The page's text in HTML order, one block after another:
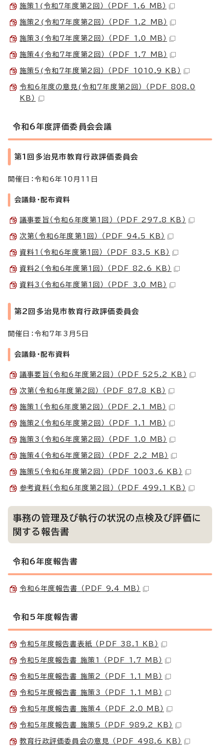
施策1(令和7年度第2回） （PDF 1.6 MB）
施策2(令和7年度第2回） （PDF 1.2 MB）
施策3(令和7年度第2回） （PDF 1.0 MB）
施策4(令和7年度第2回） （PDF 1.7 MB）
施策5(令和7年度第2回） （PDF 1010.9 KB）
令和6年度の意見(令和7年度第2回） （PDF 808.0
KB）
令和6年度評価委員会会議
第1回多治見市教育行政評価委員会
開催日：令和6年10月11日
会議録・配布資料
議事要旨（令和6年度第1回） （PDF 297.8 KB）
次第（令和6年度第1回） （PDF 94.5 KB）
資料1（令和6年度第1回） （PDF 83.5 KB）
資料2（令和6年度第1回） （PDF 82.6 KB）
資料3（令和6年度第1回） （PDF 3.0 MB）
第2回多治見市教育行政評価委員会
開催日：令和7年3月5日
会議録・配布資料
議事要旨（令和6年度第2回） （PDF 525.2 KB）
次第（令和6年度第2回） （PDF 87.8 KB）
施策1（令和6年度第2回） （PDF 2.1 MB）
施策2（令和6年度第2回） （PDF 1.1 MB）
施策3（令和6年度第2回） （PDF 1.0 MB）
施策4（令和6年度第2回） （PDF 2.2 MB）
施策5（令和6年度第2回） （PDF 1003.6 KB）
参考資料（令和6年度第2回） （PDF 499.1 KB）
事務の管理及び執行の状況の点検及び評価に
関する報告書
令和6年度報告書
令和6年度報告書 （PDF 9.4 MB）
令和5年度報告書
令和5年度報告書表紙 （PDF 38.1 KB）
令和5年度報告書 施策1 （PDF 1.7 MB）
令和5年度報告書 施策2 （PDF 1.1 MB）
令和5年度報告書 施策3 （PDF 1.1 MB）
令和5年度報告書 施策4 （PDF 2.0 MB）
令和5年度報告書 施策5 （PDF 989.2 KB）
教育行政評価委員会の意見 （PDF 498.6 KB）